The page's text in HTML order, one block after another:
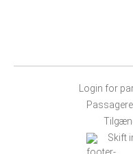
Login for
Skift